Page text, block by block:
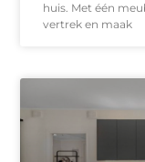
huis. Met één
vertrek en maak